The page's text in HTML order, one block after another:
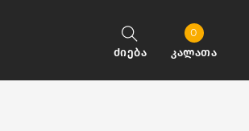
0
კალათა
ძიება